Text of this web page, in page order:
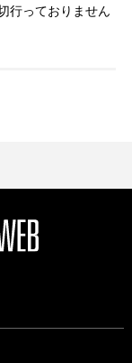
行っておりません